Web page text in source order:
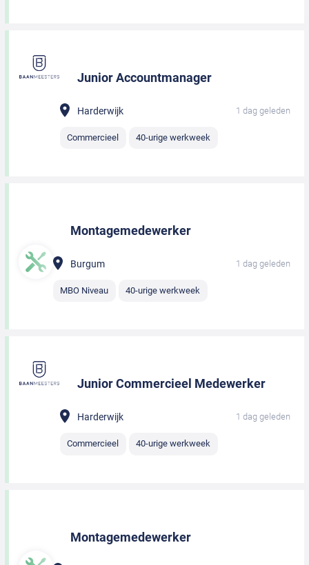
Junior Accountmanager
Harderwijk 1 dag geleden
Commercieel 40-urige werkweek
Montagemedewerker
Burgum 1 dag geleden
MBO Niveau 40-urige werkweek
Junior Commercieel Medewerker
Harderwijk 1 dag geleden
Commercieel 40-urige werkweek
Montagemedewerker